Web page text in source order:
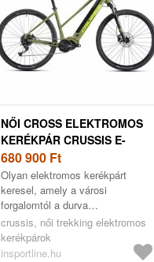
NŐI CROSS ELEKTROMOS
KERÉKPÁR CRUSSIS E-
CROSS LOW 7.10 518WH
28" - 2025
680 900 Ft
Olyan elektromos kerékpárt
keresel, amely a városi
forgalomtól a durva
terepviszonyokig mindent elbír?
A Crussis e-Cross Low 7.10 női
cross elektro...
crussis, női trekking elektromos
kerékpárok
insportline.hu